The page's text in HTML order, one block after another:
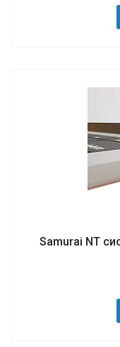
Samurai NT